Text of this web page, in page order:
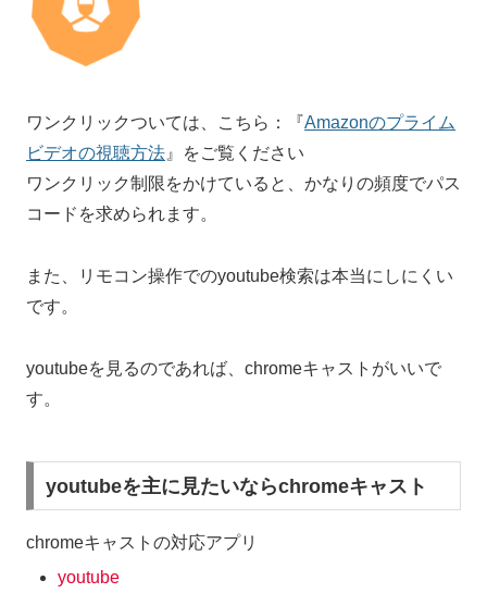
ワンクリックついては、こちら：『Amazonのプライム
ビデオの視聴方法 』をご覧ください
ワンクリック制限をかけていると、かなりの頻度でパス
コードを求められます。
また、リモコン操作でのyoutube検索は本当にしにくい
です。
youtubeを見るのであれば、chromeキャストがいいで
す。
youtubeを主に見たいならchromeキャスト
chromeキャストの対応アプリ
youtube